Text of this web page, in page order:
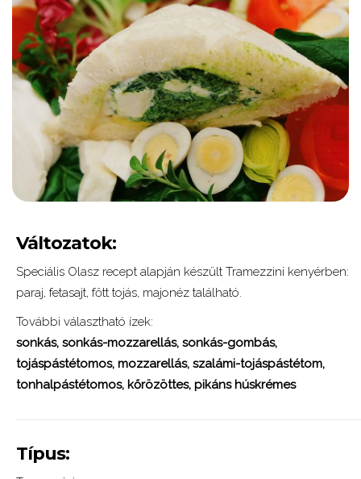
Változatok:
Speciális Olasz recept alapján készült Tramezzini kenyérben:
paraj, fetasajt, főtt tojás, majonéz található.
További választható ízek:
sonkás, sonkás-mozzarellás, sonkás-gombás,
tojáspástétomos, mozzarellás, szalámi-tojáspástétom,
tonhalpástétomos, kőrözöttes, pikáns húskrémes
Típus: